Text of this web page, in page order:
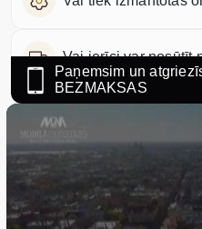
Vai ierīci var nosūtīt
Paņemsim un
BEZMAKSAS